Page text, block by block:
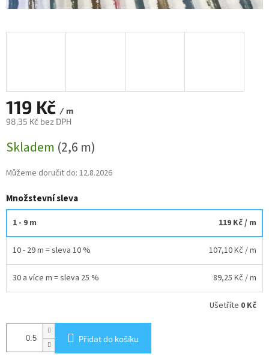
119 Kč / m
98,35 Kč bez DPH
cena:
Skladem (2,6 m)
Můžeme doručit do: 12.8.2026
Množstevní sleva
1 - 9 m 119 Kč/ m
10 - 29 m = sleva 10 % 107,10 Kč / m
30 a více m = sleva 25 % 89,25 Kč / m
Ušetříte 0 Kč
Přidat do košíku